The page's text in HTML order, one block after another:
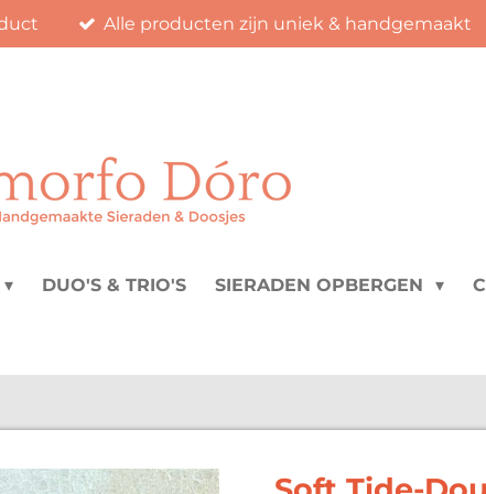
Alle producten zijn uniek & handgemaakt
DUO'S & TRIO'S SIERADEN OPBERGEN